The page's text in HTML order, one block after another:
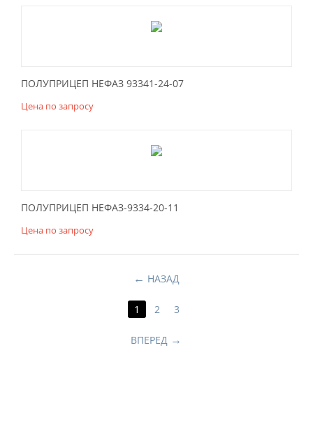
ПОЛУПРИЦЕП НЕФАЗ 93341-24-07
Цена по запросу
ПОЛУПРИЦЕП НЕФАЗ-9334-20-11
Цена по запросу
НАЗАД
1 2 3
ВПЕРЕД